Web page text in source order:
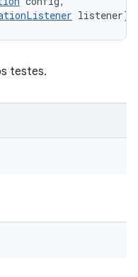
listener)
testes.